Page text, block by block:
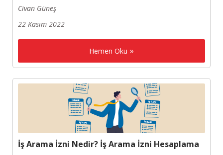
Civan Güneş
22 Kasım 2022
Hemen Oku
İş Arama İzni Nedir? İş Arama İzni Hesaplama